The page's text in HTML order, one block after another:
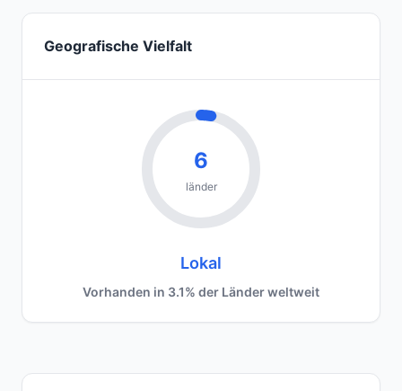
Geografische Vielfalt
6
länder
Lokal
Vorhanden in 3.1% der Länder weltweit